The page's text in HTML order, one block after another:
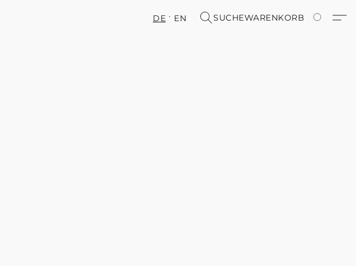
DE EN SUCHEWARENKORB